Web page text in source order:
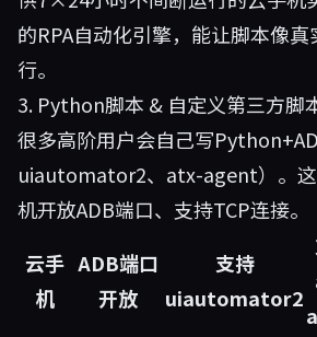
的RPA自动化引擎，能让脚本像
行。
3. Python脚本 & 自定义第三方脚
很多高阶用户会自己写
uiautomator2、atx-agent）。
机开放ADB端口、支持TCP连接。
云手
机
ADB端口
开放
支持
uiautomator2